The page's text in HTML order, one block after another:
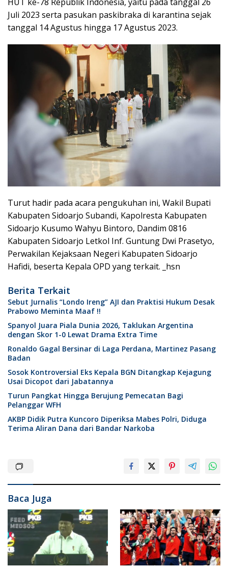
Juli 2023 serta pasukan paskibraka di karantina sejak
tanggal 14 Agustus hingga 17 Agustus 2023.
Turut hadir pada acara pengukuhan ini, Wakil Bupati
Kabupaten Sidoarjo Subandi, Kapolresta Kabupaten
Sidoarjo Kusumo Wahyu Bintoro, Dandim 0816
Kabupaten Sidoarjo Letkol Inf. Guntung Dwi Prasetyo,
Perwakilan Kejaksaan Negeri Kabupaten Sidoarjo
Hafidi, beserta Kepala OPD yang terkait. _hsn
Berita Terkait
Sebut Jurnalis “Londo Ireng” AJI dan Praktisi Hukum Desak
Prabowo Meminta Maaf !!
Spanyol Juara Piala Dunia 2026, Taklukan Argentina
dengan Skor 1-0 Lewat Drama Extra Time
Ronaldo Gagal Bersinar di Laga Perdana, Martinez Pasang
Badan
Sosok Kontroversial Eks Kepala BGN Ditangkap Kejagung
Usai Dicopot dari Jabatannya
Turun Pangkat Hingga Berujung Pemecatan Bagi
Pelanggar WFH
AKBP Didik Putra Kuncoro Diperiksa Mabes Polri, Diduga
Terima Aliran Dana dari Bandar Narkoba
Baca Juga